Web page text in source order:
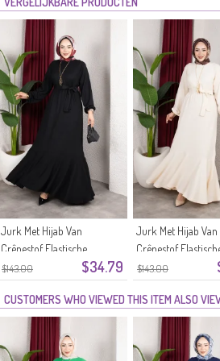
$143.00 $34.79
Jurk Met Hijab Van
Crêpestof Elastische
Mouwen En Ceintuur 0911-11
Zwart
$143.00
Jurk Met Hijab Van
Crêpestof
Mouwen En
10 Ecru
CUSTOMERS WHO VIEWED THIS ITEM ALSO